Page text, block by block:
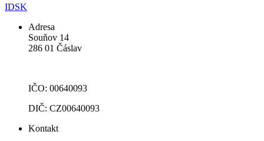
IDSK
Adresa
Souňov 14
286 01 Čáslav
IČO: 00640093
DIČ: CZ00640093
Kontakt